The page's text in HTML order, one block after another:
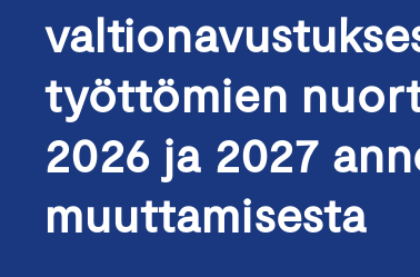
työttömien
2026 ja 2027
muuttamisesta